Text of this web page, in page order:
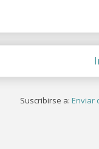
Suscribirse a: Enviar